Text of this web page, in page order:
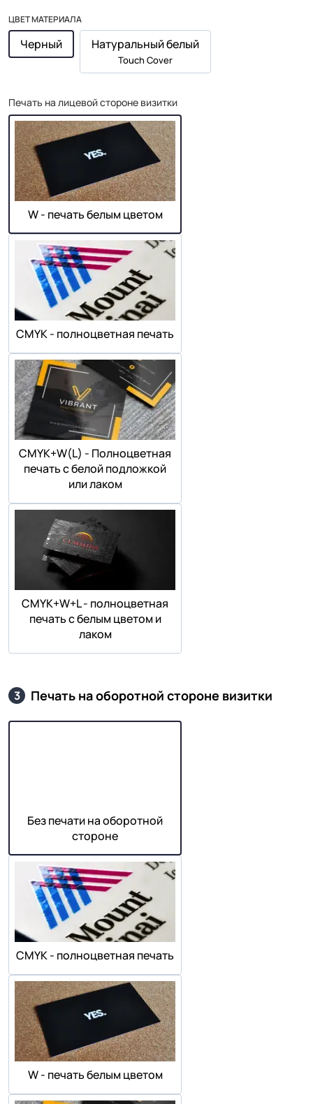
ЦВЕТ МАТЕРИАЛА
Черный Натуральный белый
Touch Cover
Печать на лицевой стороне визитки
W - печать белым цветом
СMYK - полноцветная печать
СMYK+W(L) - Полноцветная
печать с белой подложкой
или лаком
СMYK+W+L - полноцветная
печать с белым цветом и
лаком
3 Печать на оборотной стороне визитки
Без печати на оборотной
стороне
СMYK - полноцветная печать
W - печать белым цветом